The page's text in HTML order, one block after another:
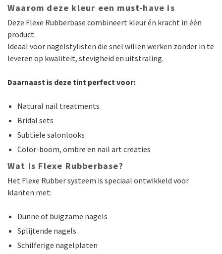
Waarom deze kleur een must-have is
Deze Flexe Rubberbase combineert kleur én kracht in één
product.
Ideaal voor nagelstylisten die snel willen werken zonder in te
leveren op kwaliteit, stevigheid en uitstraling.
Daarnaast is deze tint perfect voor:
Natural nail treatments
Bridal sets
Subtiele salonlooks
Color-boom, ombre en nail art creaties
Wat is Flexe Rubberbase?
Het Flexe Rubber systeem is speciaal ontwikkeld voor
klanten met:
Dunne of buigzame nagels
Splijtende nagels
Schilferige nagelplaten